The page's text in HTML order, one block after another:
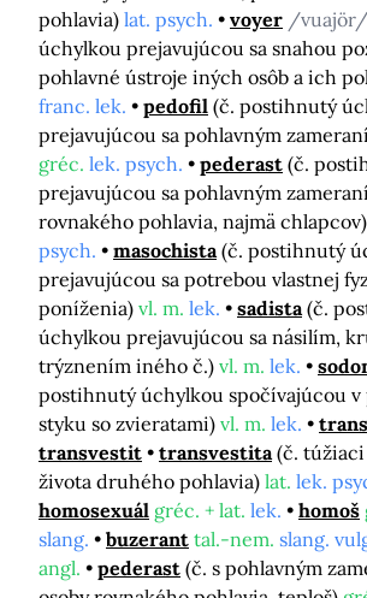
pohlavia) lat. psych. voyer /vuajör/
úchylkou prejavujúcou sa snahou
pohlavné ústroje iných osôb a ich
franc. lek.
pedofil (č. postihnutý
prejavujúcou sa pohlavným
gréc. lek. psych. pederast (č.
prejavujúcou sa pohlavným
rovnakého pohlavia, najmä chlapcov)
psych.
masochista (č. postihnutý
prejavujúcou sa potrebou vlastnej
poníženia) vl. m. lek. sadista (č.
úchylkou prejavujúcou sa násilím,
trýznením iného č.) vl. m. lek.
postihnutý úchylkou spočívajúcou v
styku so zvieratami) vl. m. lek.
transvestit
transvestita (č.
života druhého pohlavia) lat. lek.
homosexuál gréc. + lat. lek. homoš
slang.
buzerant tal.-nem. slang.
angl.
pederast (č. s pohlavným